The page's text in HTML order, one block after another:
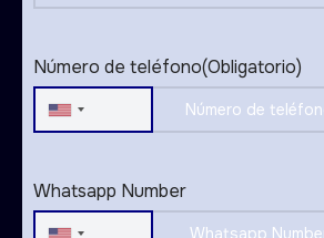
Número de teléfono(Obligatorio)
United
Whatsapp Number